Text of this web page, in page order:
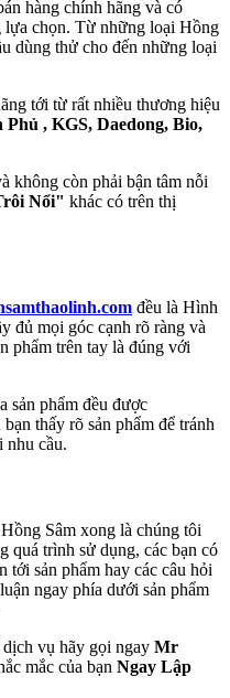
hàng chính hãng và có
lựa chọn. Từ những loại Hồng
dùng thử cho đến những loại
tới từ rất nhiều thương hiệu
Phủ , KGS, Daedong, Bio,
không còn phải bận tâm nỗi
Nổi" khác có trên thị
đều là Hình
đủ mọi góc cạnh rõ ràng và
phẩm trên tay là đúng với
sản phẩm đều được
thấy rõ sản phẩm để tránh
nhu cầu.
Sâm xong là chúng tôi
quá trình sử dụng, các bạn có
tới sản phẩm hay các câu hỏi
ngay phía dưới sản phẩm
dịch vụ hãy gọi ngay Mr
mắc của bạn Ngay Lập